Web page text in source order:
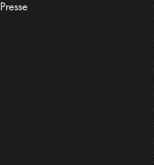
Presse